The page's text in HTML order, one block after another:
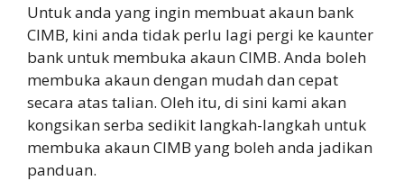
Untuk anda yang ingin membuat akaun bank
CIMB, kini anda tidak perlu lagi pergi ke kaunter
bank untuk membuka akaun CIMB. Anda boleh
membuka akaun dengan mudah dan cepat
secara atas talian. Oleh itu, di sini kami akan
kongsikan serba sedikit langkah-langkah untuk
membuka akaun CIMB yang boleh anda jadikan
panduan.